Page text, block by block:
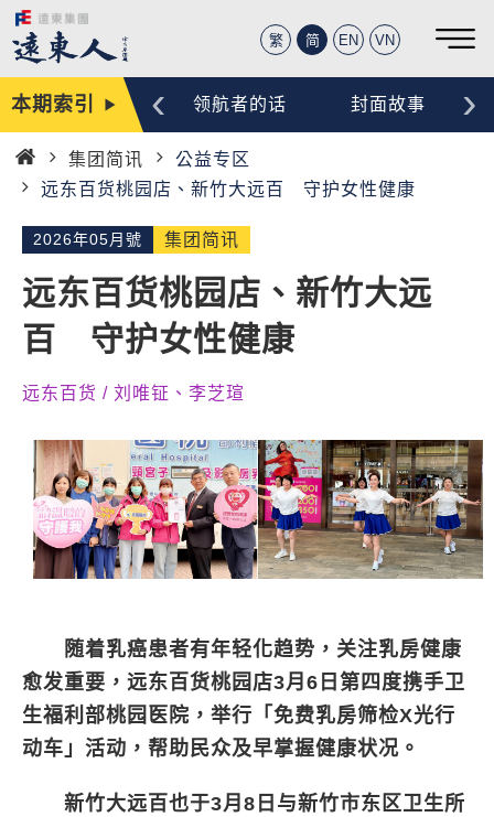
繁 简 EN VN
本期索引编辑手记 领航者的话 封面故事
‹ ›
首
集团简讯
公益专区
远东百货桃园店、新竹大远百 守护女性健康
2026年05月號 集团简讯
远东百货桃园店、新竹大远
百 守护女性健康
远东百货 / 刘唯钲、李芝瑄
随着乳癌患者有年轻化趋势，关注乳房健康
愈发重要，远东百货桃园店3月6日第四度携手卫
生福利部桃园医院，举行「免费乳房筛检X光行
动车」活动，帮助民众及早掌握健康状况。
新竹大远百也于3月8日与新竹市东区卫生所